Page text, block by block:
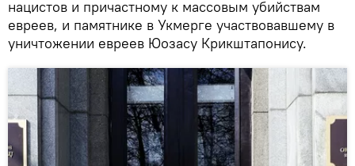
нацистов и причастному к массовым убийствам
евреев, и памятнике в Укмерге участвовавшему в
уничтожении евреев Юозасу Крикштапонису.